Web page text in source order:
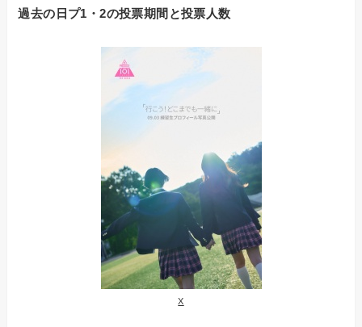
過去の日プ1・2の投票期間と投票人数
X